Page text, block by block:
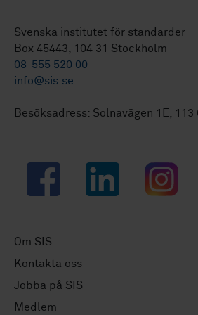
Svenska institutet för standarder
Box 45443, 104 31 Stockholm
08-555 520 00
info@sis.se
Besöksadress: Solnavägen 1E,
Facebook LinkedIn Instagram
Om SIS
Kontakta oss
Jobba på SIS
Medlem